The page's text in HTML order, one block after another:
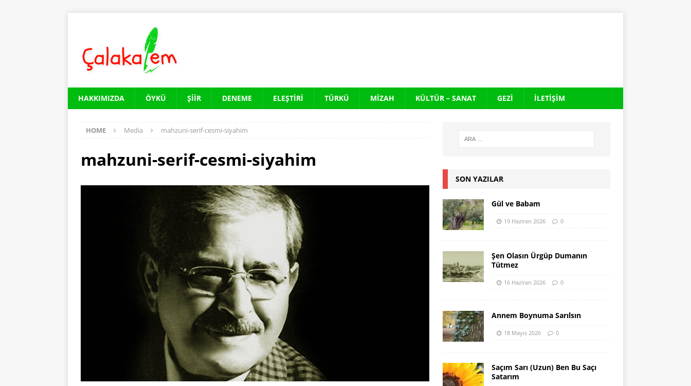
HAKKIMIZDA ÖYKÜ ŞIIR DENEME ELEŞTIRI TÜRKÜ MIZAH KÜLTÜR – SANAT GEZI İLETIŞIM
HOME Media mahzuni-serif-cesmi-siyahim
mahzuni-serif-cesmi-siyahim
SON YAZILAR
Gül ve Babam
19 Haziran 2026 0
Şen Olasın Ürgüp Dumanın
Tütmez
16 Haziran 2026 0
Annem Boynuma Sarılsın
18 Mayıs 2026 0
Saçım Sarı (Uzun) Ben Bu Saçı
Satarım